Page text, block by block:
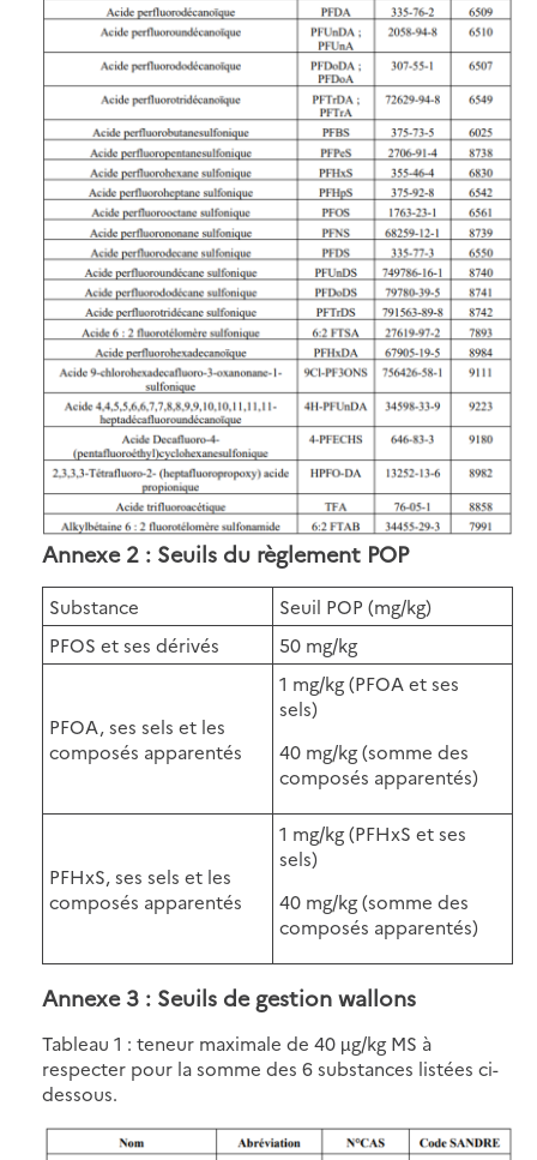
Annexe 2 : Seuils du règlement POP
Substance
Seuil POP (mg/kg)
PFOS et ses dérivés
50 mg/kg
PFOA, ses sels et les
composés apparentés
1 mg/kg (PFOA et ses
sels)
40 mg/kg (somme des
composés apparentés)
PFHxS, ses sels et les
composés apparentés
1 mg/kg (PFHxS et ses
sels)
40 mg/kg (somme des
composés apparentés)
Annexe 3 : Seuils de gestion wallons
Tableau 1 : teneur maximale de 40 µg/kg MS à
respecter pour la somme des 6 substances listées ci-
dessous.
Image